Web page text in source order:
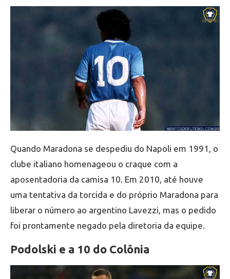
Quando Maradona se despediu do Napoli em 1991, o
clube italiano homenageou o craque com a
aposentadoria da camisa 10. Em 2010, até houve
uma tentativa da torcida e do próprio Maradona para
liberar o número ao argentino Lavezzi, mas o pedido
foi prontamente negado pela diretoria da equipe.
Podolski e a 10 do Colônia